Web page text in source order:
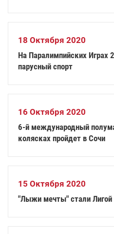
18 Октября 2020
На Паралимпийских Играх
парусный спорт
16 Октября 2020
6-й международный
колясках пройдет в Сочи
15 Октября 2020
"Лыжи мечты" стали Лигой